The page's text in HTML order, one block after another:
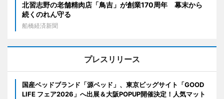
北習志野の老舗精肉店「鳥吉」が創業170周年 幕末から
続くのれん守る
船橋経済新聞
プレスリリース
国産ベッドブランド「源ベッド」、東京ビッグサイト「GOOD
LIFE フェア2026」へ出展＆大阪POPUP開催決定！人気マット